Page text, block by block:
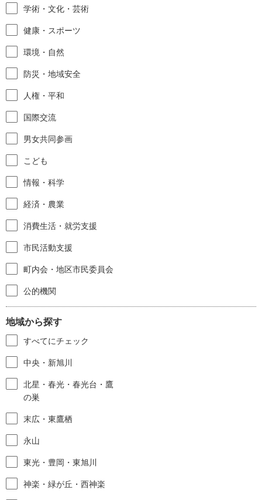
学術・文化・芸術
健康・スポーツ
環境・自然
防災・地域安全
人権・平和
国際交流
男女共同参画
こども
情報・科学
経済・農業
消費生活・就労支援
市民活動支援
町内会・地区市民委員会
公的機関
地域から探す
すべてにチェック
中央・新旭川
北星・春光・春光台・鷹
の巣
末広・東鷹栖
永山
東光・豊岡・東旭川
神楽・緑が丘・西神楽